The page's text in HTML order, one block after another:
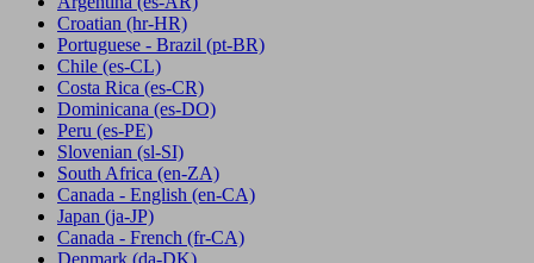
Croatian (hr-HR)
Portuguese - Brazil (pt-BR)
Chile (es-CL)
Costa Rica (es-CR)
Dominicana (es-DO)
Peru (es-PE)
Slovenian (sl-SI)
South Africa (en-ZA)
Canada - English (en-CA)
Japan (ja-JP)
Canada - French (fr-CA)